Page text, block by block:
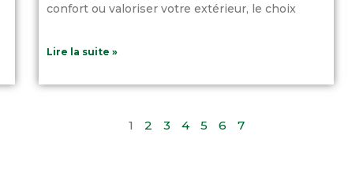
confort ou valoriser votre extérieur, le choix
Lire la suite »
1 2 3 4 5 6 7